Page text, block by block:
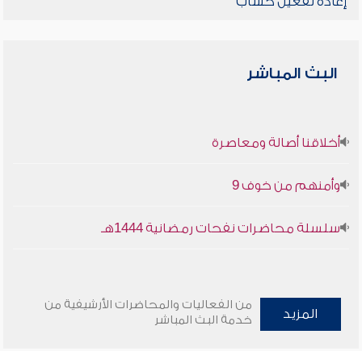
البث المباشر
أخلاقنا أصالة ومعاصرة
وأمنهم من خوف 9
سلسلة محاضرات نفحات رمضانية 1444هـ
المزيد
من الفعاليات والمحاضرات الأرشيفية من
خدمة البث المباشر